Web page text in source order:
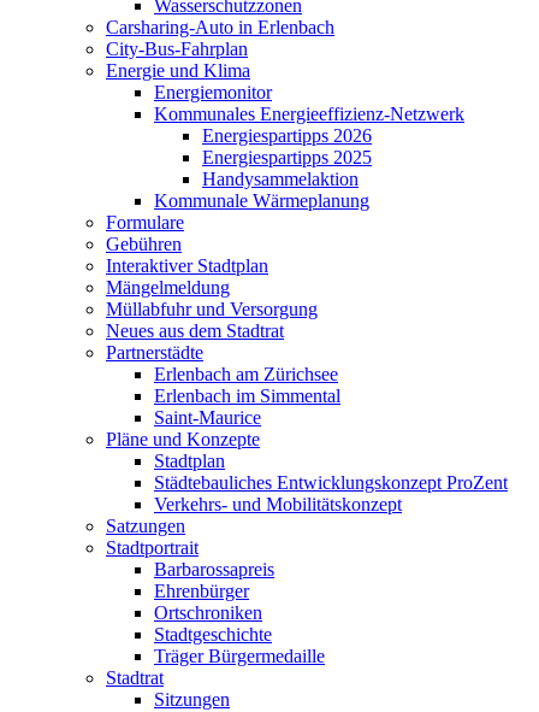
Wasserschutzzonen
Carsharing-Auto in Erlenbach
City-Bus-Fahrplan
Energie und Klima
Energiemonitor
Kommunales Energieeffizienz-Netzwerk
Energiespartipps 2026
Energiespartipps 2025
Handysammelaktion
Kommunale Wärmeplanung
Formulare
Gebühren
Interaktiver Stadtplan
Mängelmeldung
Müllabfuhr und Versorgung
Neues aus dem Stadtrat
Partnerstädte
Erlenbach am Zürichsee
Erlenbach im Simmental
Saint-Maurice
Pläne und Konzepte
Stadtplan
Städtebauliches Entwicklungskonzept ProZent
Verkehrs- und Mobilitätskonzept
Satzungen
Stadtportrait
Barbarossapreis
Ehrenbürger
Ortschroniken
Stadtgeschichte
Träger Bürgermedaille
Stadtrat
Sitzungen